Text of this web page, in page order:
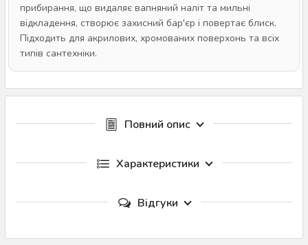
прибирання, що видаляє вапняний наліт та мильні
відкладення, створює захисний бар'єр і повертає блиск.
Підходить для акрилових, хромованих поверхонь та всіх
типів сантехніки.
Повний опис
Характеристики
Відгуки